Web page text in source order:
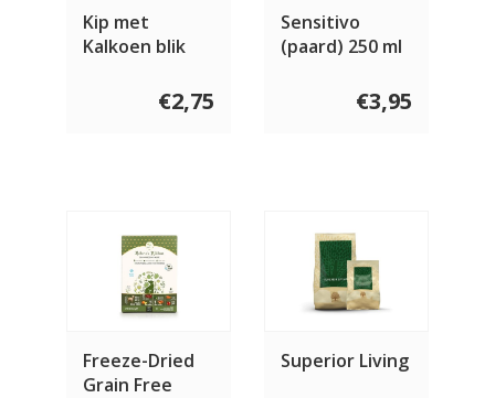
Kip met
Kalkoen blik
€2,75
Sensitivo
(paard) 250 ml
€3,95
Freeze-Dried
Grain Free
Superior Living